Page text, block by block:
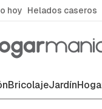
hoy Helados caseros
BricolajeJardín